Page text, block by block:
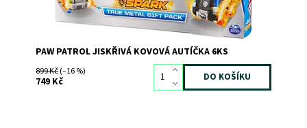
PAW PATROL JISKŘIVÁ KOVOVÁ AUTÍČKA 6KS
899 Kč(–16 %)
749 Kč